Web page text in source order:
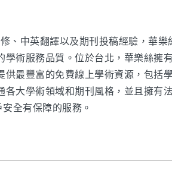
、中英翻譯以及期刊投稿經驗，華樂
術服務品質。位於台北，華樂絲擁有
最豐富的免費線上學術資源，包括
大學術領域和期刊風格，並且擁有法
全有保障的服務。